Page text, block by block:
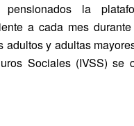
la
a cada mes
adultos y adultas
Sociales (IVSS) se